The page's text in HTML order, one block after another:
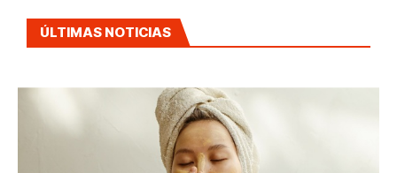
ÚLTIMAS NOTICIAS